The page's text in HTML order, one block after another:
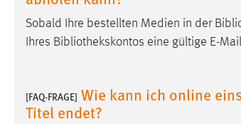
Sobald Ihre bestellten Medien in der
Ihres Bibliothekskontos eine gültige E-
[FAQ-FRAGE] Wie kann ich online
Titel endet?
eingeloggt ist.
Name: site-language-preference